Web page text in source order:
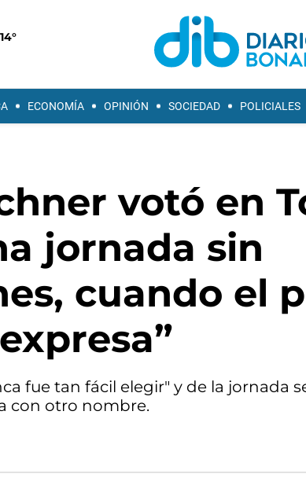
14°
ECONOMÍA OPINIÓN SOCIEDAD POLICIALES
votó en
jornada sin
cuando el
fue tan fácil elegir" y de la jornada
con otro nombre.